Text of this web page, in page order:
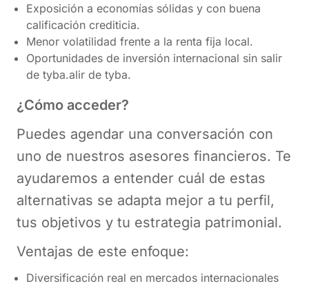
Exposición a economías sólidas y con buena
calificación crediticia.
Menor volatilidad frente a la renta fija local.
Oportunidades de inversión internacional sin salir
de tyba.alir de tyba.
¿Cómo acceder?
Puedes agendar una conversación con
uno de nuestros asesores financieros. Te
ayudaremos a entender cuál de estas
alternativas se adapta mejor a tu perfil,
tus objetivos y tu estrategia patrimonial.
Ventajas de este enfoque:
Diversificación real en mercados internacionales